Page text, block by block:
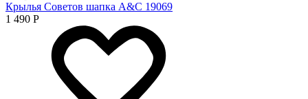
Крылья Советов шапка A&C 19069
1 490 Р